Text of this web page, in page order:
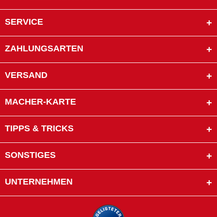
SERVICE
ZAHLUNGSARTEN
VERSAND
MACHER-KARTE
TIPPS & TRICKS
SONSTIGES
UNTERNEHMEN